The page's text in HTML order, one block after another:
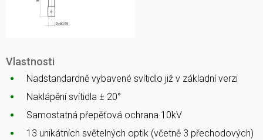
Vlastnosti
Nadstandardně vybavené svítidlo již v základní verzi
Naklápění svítidla ± 20°
Samostatná přepěťová ochrana 10kV
13 unikátních světelných optik (včetně 3 přechodových)